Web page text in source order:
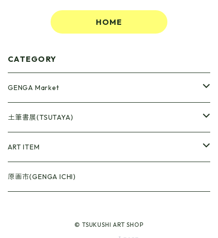
HOME
CATEGORY
GENGA Market
●Artrooming Market
【Artrooming Shop】
【10】
●原画廊+Artrooming Shop
●ONEW Painters Market
土筆書展(TSUTAYA)
画収集
ART ITEM
●Book Cover
原画市(GENGA ICHI)
© TSUKUSHI ART SHOP